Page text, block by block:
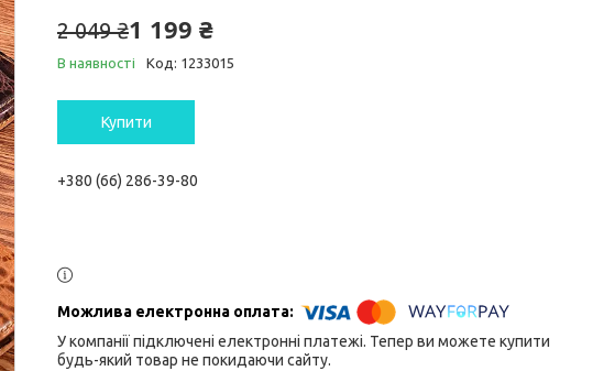
2 049 ₴1 199 ₴
В наявності Код: 1233015
Купити
+380 (66) 286-39-80
У компанії підключені електронні платежі. Тепер ви можете купити
будь-який товар не покидаючи сайту.